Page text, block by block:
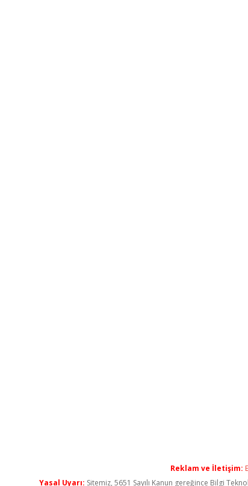
Reklam ve İletişim:
Yasal Uyarı: Sitemiz, 5651 Sayılı Kanun gereğince Bilgi